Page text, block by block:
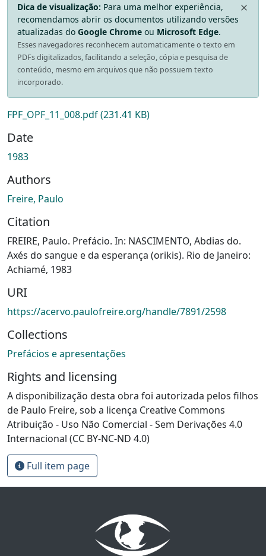
Dica de visualização: Para uma melhor experiência,
recomendamos abrir os documentos utilizando versões
atualizadas do Google Chrome ou Microsoft Edge.
Esses navegadores reconhecem automaticamente o texto em
PDFs digitalizados, facilitando a seleção, cópia e pesquisa de
conteúdo, mesmo em arquivos que não possuem texto
incorporado.
FPF_OPF_11_008.pdf(231.41 KB)
Date
1983
Authors
Freire, Paulo
Citation
FREIRE, Paulo. Prefácio. In: NASCIMENTO, Abdias do.
Axés do sangue e da esperança (orikis). Rio de Janeiro:
Achiamé, 1983
URI
https://acervo.paulofreire.org/handle/7891/2598
Collections
Prefácios e apresentações
Rights and licensing
A disponibilização desta obra foi autorizada pelos filhos
de Paulo Freire, sob a licença Creative Commons
Atribuição - Uso Não Comercial - Sem Derivações 4.0
Internacional (CC BY-NC-ND 4.0)
Full item page